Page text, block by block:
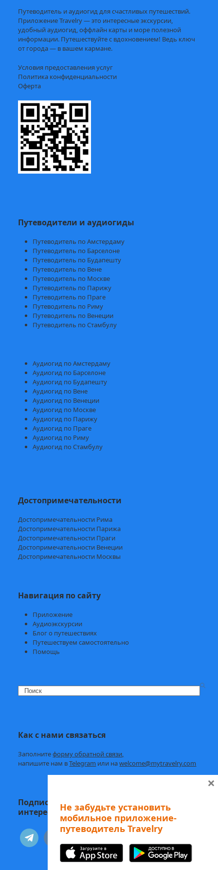
Путеводитель и аудиогид для счастливых путешествий.
Приложение Travelry — это интересные экскурсии,
удобный аудиогид, оффлайн карты и море полезной
информации. Путешествуйте с вдохновением! Ведь ключ
от города — в вашем кармане.
Условия предоставления услуг
Политика конфиденциальности
Оферта
Путеводители и аудиогиды
Путеводитель по Амстердаму
Путеводитель по Барселоне
Путеводитель по Будапешту
Путеводитель по Вене
Путеводитель по Москве
Путеводитель по Парижу
Путеводитель по Праге
Путеводитель по Риму
Путеводитель по Венеции
Путеводитель по Стамбулу
Аудиогид по Амстердаму
Аудиогид по Барселоне
Аудиогид по Будапешту
Аудиогид по Вене
Аудиогид по Венеции
Аудиогид по Москве
Аудиогид по Парижу
Аудиогид по Праге
Аудиогид по Риму
Аудиогид по Стамбулу
Достопримечательности
Достопримечательности Рима
Достопримечательности Парижа
Достопримечательности Праги
Достопримечательности Венеции
Достопримечательности Москвы
Навигация по сайту
Приложение
Аудиоэкскурсии
Блог о путешествиях
Путешествуем самостоятельно
Помощь
Search
Как с нами связаться
Заполнитеформу обратной связи,
напишите нам вTelegram или наwelcome@mytravelry.com
Подписывайтесь на Travelry — с нами
интересно и полезно!
telegramvkontakte
Не забудьте установить
мобильное приложение-
путеводитель Travelry
×